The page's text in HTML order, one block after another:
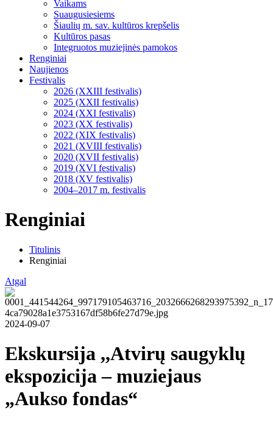
Vaikams
Suaugusiesiems
Šiaulių m. sav. kultūros krepšelis
Kultūros pasas
Integruotos muziejinės pamokos
Renginiai
Naujienos
Festivalis
2026 (XXIII festivalis)
2025 (XXII festivalis)
2024 (XXI festivalis)
2023 (XX festivalis)
2022 (XIX festivalis)
2021 (XVIII festivalis)
2020 (XVII festivalis)
2019 (XVI festivalis)
2018 (XV festivalis)
2004–2017 m. festivalis
Renginiai
Titulinis
Renginiai
Atgal
2024-09-07
Ekskursija ,,Atvirų saugyklų
ekspozicija – muziejaus
„Aukso fondas“